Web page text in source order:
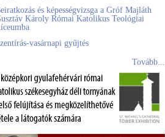
és képességvizsga a Gróf Majláth
Károly Római Katolikus Teológiai
vasárnapi gyűjtés
Tovább...